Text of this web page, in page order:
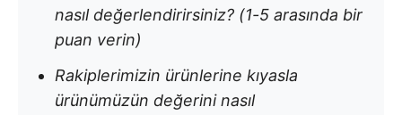
nasıl değerlendirirsiniz? (1-5 arasında bir
puan verin)
Rakiplerimizin ürünlerine kıyasla
ürünümüzün değerini nasıl